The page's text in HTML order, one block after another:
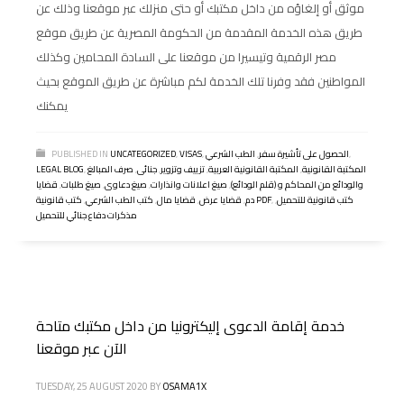
موثق أو إلغاؤه من داخل مكتبك أو حتى منزلك عبر موقعنا وذلك عن
طريق هذه الخدمة المقدمة من الحكومة المصرية عن طريق موقع
مصر الرقمية وتيسيرا من موقعنا على السادة المحامين وكذلك
المواطنين فقد وفرنا تلك الخدمة لكم مباشرة عن طريق الموقع بحيث
يمكنك
PUBLISHED IN UNCATEGORIZED,VISAS, الحصول على تأشيرة سفر,الطب الشرعي
,
LEGAL BLOG, المكتبة القانونية,المكتبة القانونية العربية,تزييف وتزوير,جنائى,صرف المبالغ
والودائع من المحاكم و (قلم الودائع),صيغ اعلانات وانذارات,صيغ دعاوى,صيغ طلبات,قضايا
دم,قضايا عرض,قضايا مال,كتب الطب الشرعي, كتب قانونية PDF, كتب قانونية للتحميل,
مذكرات دفاع جنائي للتحميل
خدمة إقامة الدعوى إليكترونيا من داخل مكتبك متاحة
الآن عبر موقعنا
TUESDAY, 25 AUGUST 2020 BYOSAMA1X